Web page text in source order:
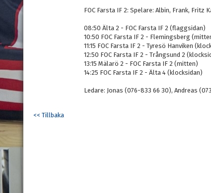
FOC Farsta IF 2: Spelare: Albin, Frank, Fritz
08:50 Älta 2 - FOC Farsta IF 2 (flaggsidan)
10:50 FOC Farsta IF 2 - Flemingsberg
11:15 FOC Farsta IF 2 - Tyresö Hanviken
12:50 FOC Farsta IF 2 - Trångsund 2
13:15 Mälarö 2 - FOC Farsta IF 2 (mitten)
14:25 FOC Farsta IF 2 - Älta 4 (klocksidan)
Ledare: Jonas (076-833 66 30), Andreas
<< Tillbaka